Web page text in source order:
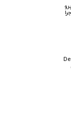
5 پرو
ریت 60 اجرا